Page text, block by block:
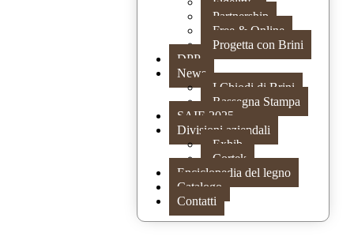
Partnership
Free & Online
Progetta con Brini
DPP
News
I Chiodi di Brini
Rassegna Stampa
SAIE 2025
Divisioni aziendali
Exhib
Cortek
Enciclopedia del legno
Catalogo
Contatti